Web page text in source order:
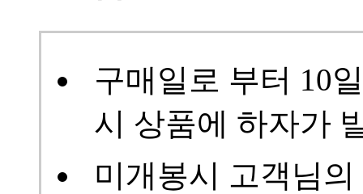
구매일로 부터 10
시 상품에 하자가
미개봉시 고객님